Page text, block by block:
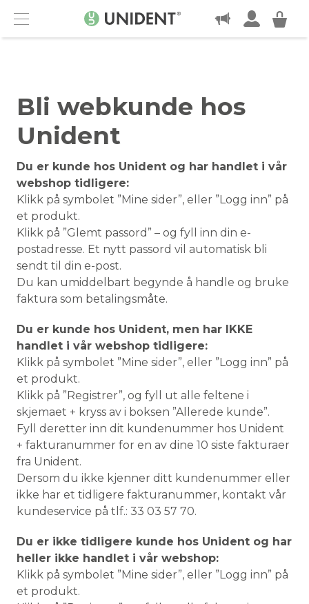
Menu
KONTAKT
Bli webkunde hos
Unident
Du er kunde hos Unident og har handlet i vår
webshop tidligere:
Klikk på symbolet ”Mine sider”, eller ”Logg inn” på
et produkt.
Klikk på ”Glemt passord” – og fyll inn din e-
postadresse. Et nytt passord vil automatisk bli
sendt til din e-post.
Du kan umiddelbart begynde å handle og bruke
faktura som betalingsmåte.
Du er kunde hos Unident, men har IKKE
handlet i vår webshop tidligere:
Klikk på symbolet ”Mine sider”, eller ”Logg inn” på
et produkt.
Klikk på ”Registrer”, og fyll ut alle feltene i
skjemaet + kryss av i boksen ”Allerede kunde”.
Fyll deretter inn dit kundenummer hos Unident
+ fakturanummer for en av dine 10 siste fakturaer
fra Unident.
Dersom du ikke kjenner ditt kundenummer eller
ikke har et tidligere fakturanummer, kontakt vår
kundeservice på tlf.: 33 03 57 70.
Du er ikke tidligere kunde hos Unident og har
heller ikke handlet i vår webshop:
Klikk på symbolet ”Mine sider”, eller ”Logg inn” på
et produkt.